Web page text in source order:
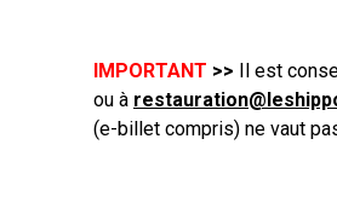
IMPORTANT >> Il est
ou à
(e-billet compris) ne vaut